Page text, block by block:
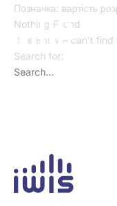
Позначка: вартість
Nothing Found
It seems we can’t
Search for: